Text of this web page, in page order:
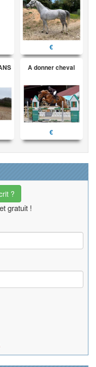
€
A donner cheval
€
?
gratuit !